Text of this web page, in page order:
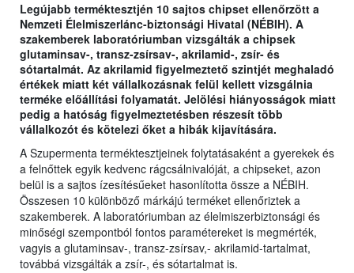
Legújabb terméktesztjén 10 sajtos chipset ellenőrzött a
Nemzeti Élelmiszerlánc-biztonsági Hivatal (NÉBIH). A
szakemberek laboratóriumban vizsgálták a chipsek
glutaminsav-, transz-zsírsav-, akrilamid-, zsír- és
sótartalmát. Az akrilamid figyelmeztető szintjét meghaladó
értékek miatt két vállalkozásnak felül kellett vizsgálnia
terméke előállítási folyamatát. Jelölési hiányosságok miatt
pedig a hatóság figyelmeztetésben részesít több
vállalkozót és kötelezi őket a hibák kijavítására.
A Szupermenta terméktesztjeinek folytatásaként a gyerekek és
a felnőttek egyik kedvenc rágcsálnivalóját, a chipseket, azon
belül is a sajtos ízesítésűeket hasonlította össze a NÉBIH.
Összesen 10 különböző márkájú terméket ellenőriztek a
szakemberek. A laboratóriumban az élelmiszerbiztonsági és
minőségi szempontból fontos paramétereket is megmérték,
vagyis a glutaminsav-, transz-zsírsav,- akrilamid-tartalmat,
továbbá vizsgálták a zsír-, és sótartalmat is.